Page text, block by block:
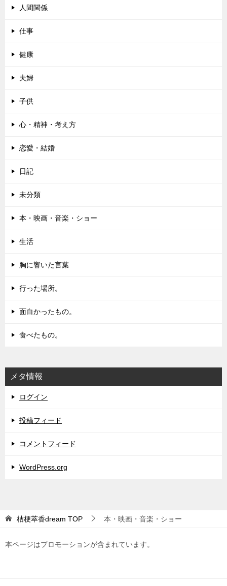
人間関係
仕事
健康
夫婦
子供
心・精神・考え方
恋愛・結婚
日記
未分類
本・映画・音楽・ショー
生活
胸に響いた言葉
行った場所。
面白かったもの。
食べたもの。
メタ情報
ログイン
投稿フィード
コメントフィード
WordPress.org
桔梗萃香dream TOP 本・映画・音楽・ショー
本ページはプロモーションが含まれています。